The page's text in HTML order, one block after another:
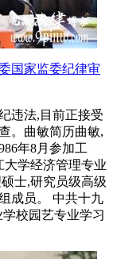
国家监委纪律审
违法,目前正接受
。曲敏简历曲敏,
年8月参加工
大学经济管理专业
士,研究员级高级
成员。 中共十九
学校园艺专业学习